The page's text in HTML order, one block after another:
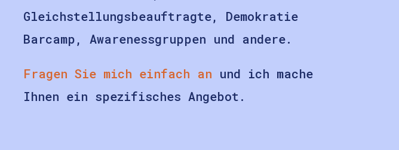
Gleichstellungsbeauftragte, Demokratie
Barcamp, Awarenessgruppen und andere.
Fragen Sie mich einfach an und ich mache
Ihnen ein spezifisches Angebot.